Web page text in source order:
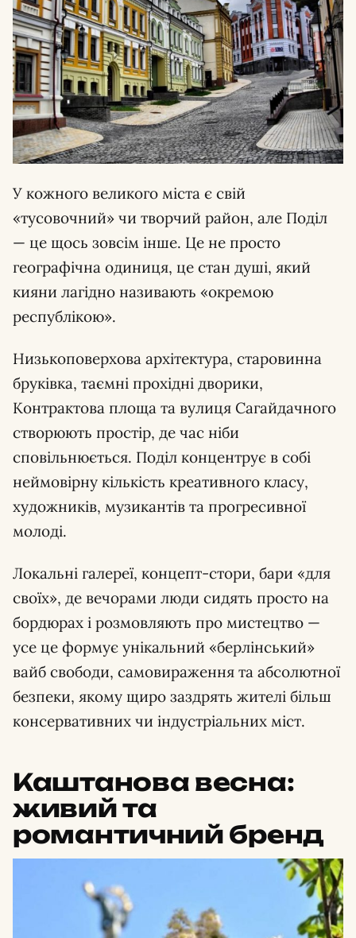
У кожного великого міста є свій
«тусовочний» чи творчий район, але Поділ
— це щось зовсім інше. Це не просто
географічна одиниця, це стан душі, який
кияни лагідно називають «окремою
республікою».
Низькоповерхова архітектура, старовинна
бруківка, таємні прохідні дворики,
Контрактова площа та вулиця Сагайдачного
створюють простір, де час ніби
сповільнюється. Поділ концентрує в собі
неймовірну кількість креативного класу,
художників, музикантів та прогресивної
молоді.
Локальні галереї, концепт-стори, бари «для
своїх», де вечорами люди сидять просто на
бордюрах і розмовляють про мистецтво —
усе це формує унікальний «берлінський»
вайб свободи, самовираження та абсолютної
безпеки, якому щиро заздрять жителі більш
консервативних чи індустріальних міст.
Каштанова весна:
живий та
романтичний бренд